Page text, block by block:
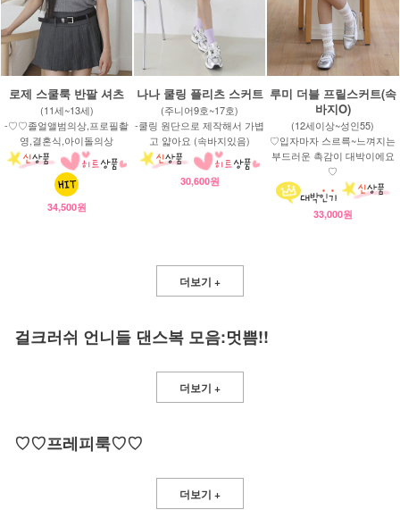
로제 스쿨룩 반팔 셔츠
(11세~13세)
-♡♡졸얼앨범의상,프로필촬
영,결혼식,아이돌의상
34,500원
나나 쿨링 플리츠 스커트
(주니어9호~17호)
-쿨링 원단으로 제작해서 가볍
고 얇아요 (속바지있음)
30,600원
루미 더블 프릴스커트(속
바지O)
(12세이상~성인55)
♡입자마자 스르륵~느껴지는
부드러운 촉감이 대박이에요
♡
33,000원
더보기 +
걸크러쉬 언니들 댄스복 모음:멋쁨!!
더보기 +
♡♡프레피룩♡♡
더보기 +